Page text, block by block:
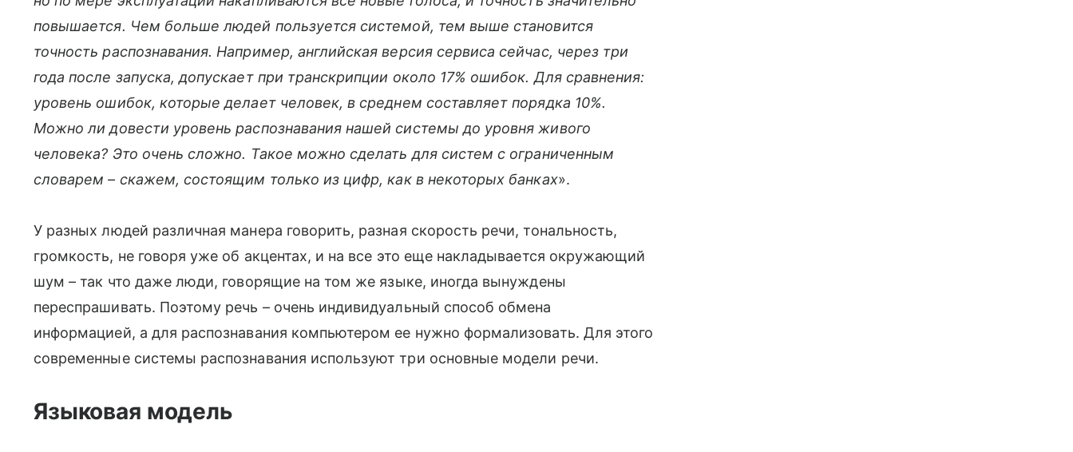
повышается. Чем больше людей пользуется системой, тем выше становится
точность распознавания. Например, английская версия сервиса сейчас, через три
года после запуска, допускает при транскрипции около 17% ошибок. Для сравнения:
уровень ошибок, которые делает человек, в среднем составляет порядка 10%.
Можно ли довести уровень распознавания нашей системы до уровня живого
человека? Это очень сложно. Такое можно сделать для систем с ограниченным
словарем – скажем, состоящим только из цифр, как в некоторых банках».
У разных людей различная манера говорить, разная скорость речи, тональность,
громкость, не говоря уже об акцентах, и на все это еще накладывается окружающий
шум – так что даже люди, говорящие на том же языке, иногда вынуждены
переспрашивать. Поэтому речь – очень индивидуальный способ обмена
информацией, а для распознавания компьютером ее нужно формализовать. Для этого
современные системы распознавания используют три основные модели речи.
Языковая модель